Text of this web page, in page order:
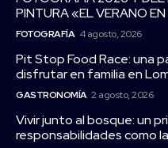
PINTURA «EL VERANO
FOTOGRAFÍA 4 agosto, 2026
Pit Stop Food Race: una
disfrutar en familia en
GASTRONOMÍA 2 agosto, 2026
Vivir junto al bosque: un
responsabilidades como